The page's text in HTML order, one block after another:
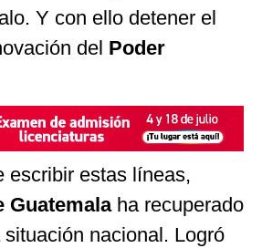
Y con ello detener el
del Poder
escribir estas líneas,
Guatemalaha recuperado
nacional. Logró